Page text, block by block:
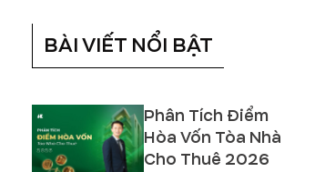
BÀI VIẾT NỔI BẬT
Phân Tích Điểm
Hòa Vốn Tòa Nhà
Cho Thuê 2026